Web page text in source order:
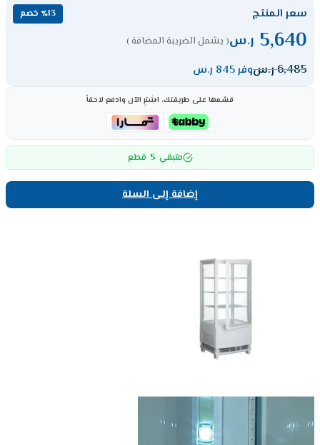
سعر المنتج ٪13 خصم
5,640 ر.س( يشمل الضريبة المضافة )
6,485ر.سوفر 845 ر.س
قسّمها على طريقتك، اشترِ الآن وادفع لاحقاً
متبقي 5 قطع
إضافة إلى السلة